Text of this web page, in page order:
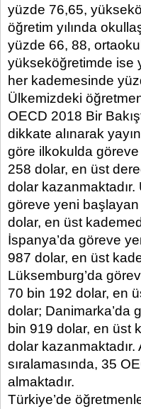
yüzde 76,65,
öğretim yılında
yüzde 66, 88,
yükseköğretimde ise
her kademesinde
Ülkemizdeki öğretmen
OECD 2018 Bir
dikkate alınarak
göre ilkokulda
258 dolar, en üst
dolar kazanmaktadır.
göreve yeni
dolar, en üst
İspanya’da göreve
987 dolar, en üst
Lüksemburg’da
70 bin 192 dolar, en
dolar; Danimarka’da
bin 919 dolar, en üst
dolar
sıralamasında, 35
almaktadır.
Türkiye’de